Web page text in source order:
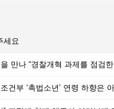
세요
만나 “경찰개혁 과제를 점검한